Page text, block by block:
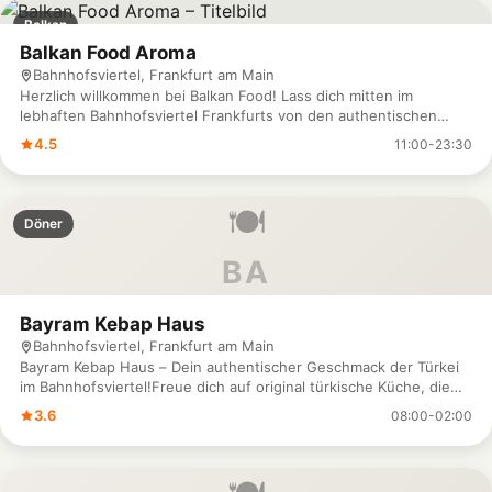
Balkan
Balkan Food Aroma
Bahnhofsviertel, Frankfurt am Main
Herzlich willkommen bei Balkan Food! Lass dich mitten im
lebhaften Bahnhofsviertel Frankfurts von den authentischen
Aromen des Balkans begeistern. Bei uns erwartet dich eine
große Auswahl an herzhaften Gerichten, die mit traditionellen
Rezepten und viel Liebe zubereitet werden. Ob deftige
Beilagen – bei uns findest du genau das Richtige, um deinen
Gaumen zu verwöhnen. Unser gemütliches Ambiente lädt dich
vollen Zügen zu erleben. Für Reservierungen oder Fragen
erreichst du uns unter der Telefonnummer 069 / 26 486 666.
Komm vorbei und lass dich von unserer herzlichen
Gastfreundschaft überzeugen – wir freuen uns auf deinen
Besuch bei Balkan Food!
4.5 11:00-23:30
🍽️
BA
Döner
Bayram Kebap Haus
Bahnhofsviertel, Frankfurt am Main
Bayram Kebap Haus – Dein authentischer Geschmack der Türkei
im Bahnhofsviertel!Freue dich auf original türkische Küche, die
mit Leidenschaft und frischen Zutaten zubereitet wird. Im Bayram
Kebap Haus in der Münchener Straße 29 erwarten dich saftige
Kebabs, köstliche Beilagen und traditionelle Spezialitäten, die
und einladende Atmosphäre macht uns zum perfekten Ort für
3.6 08:00-02:00